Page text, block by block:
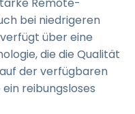
bei niedrigeren
über eine
die die Qualität
der verfügbaren
reibungsloses